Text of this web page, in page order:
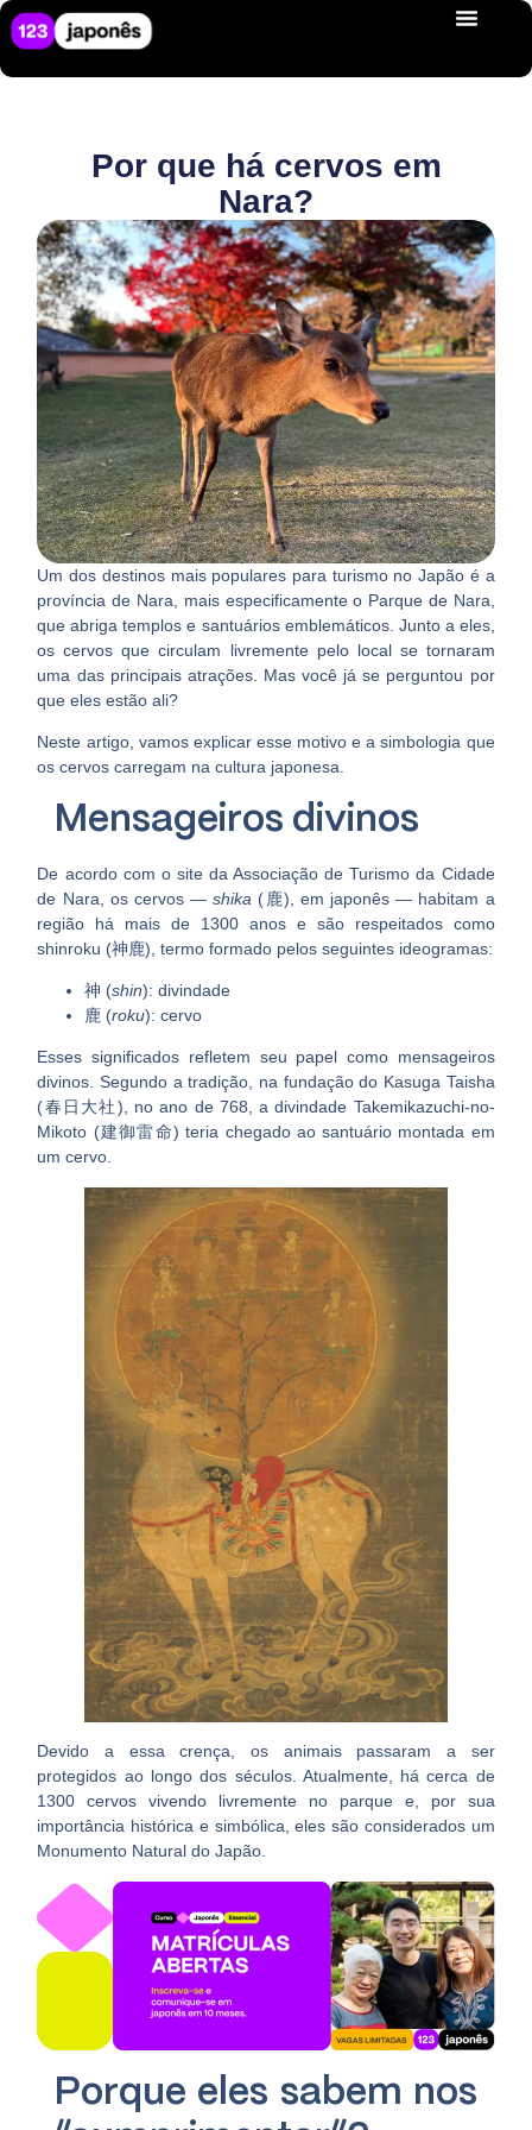
Por que há cervos em
Nara?
Um dos destinos mais populares para turismo no Japão é a
província de Nara, mais especificamente o Parque de Nara
que abriga templos e santuários emblemáticos. Junto a eles,
os cervos que circulam livremente pelo local se tornaram
uma das principais atrações. Mas você já se perguntou por
que eles estão ali?
Neste artigo, vamos explicar esse motivo e a simbologia que
os cervos carregam na cultura japonesa.
Mensageiros divinos
De acordo com o site da Associação de Turismo da Cidade
de Nara, os cervos —shika (鹿), em japonês — habitam a
região há mais de 1300 anos e são respeitados como
shinroku (神鹿) , termo formado pelos seguintes ideogramas:
神 (shin): divindade
鹿 (roku): cervo
Esses significados refletem seu papel como mensageiros
divinos. Segundo a tradição, na fundação do Kasuga Taisha
(春日大社), no ano de 768, a divindade Takemikazuchi-no-
Mikoto (建御雷命) teria chegado ao santuário montada em
um cervo.
Devido a essa crença, os animais passaram a ser
protegidos ao longo dos séculos. Atualmente, há cerca de
1300 cervos vivendo livremente no parque e, por sua
importância histórica e simbólica, eles são considerados um
Monumento Natural do Japão.
Porque eles sabem nos